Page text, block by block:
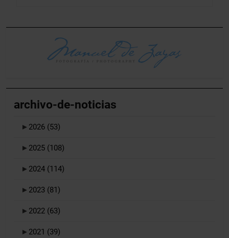
archivo-de-noticias
► 2026 (53)
► 2025 (108)
► 2024 (114)
► 2023 (81)
► 2022 (63)
► 2021 (39)